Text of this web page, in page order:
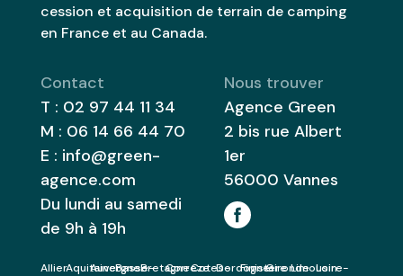
cession et acquisition de terrain de camping
en France et au Canada.
Contact
T : 02 97 44 11 34
M : 06 14 66 44 70
E : info@green-
agence.com
Du lundi au samedi
de 9h à 19h
Nous trouver
Agence Green
2 bis rue Albert
1er
56000 Vannes
AllierAquitaineAuvergne
Basse-Bretagne
CorrezeCotes-Dordogne
FinistereGirondeLimousin
Loire-